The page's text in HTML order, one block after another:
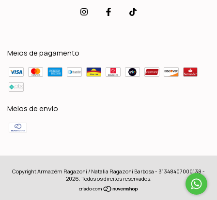
Meios de pagamento
Meios de envio
Copyright Armazém Ragazoni / Natalia Ragazoni Barbosa - 31348407000138 -
2026. Todos os direitos reservados.